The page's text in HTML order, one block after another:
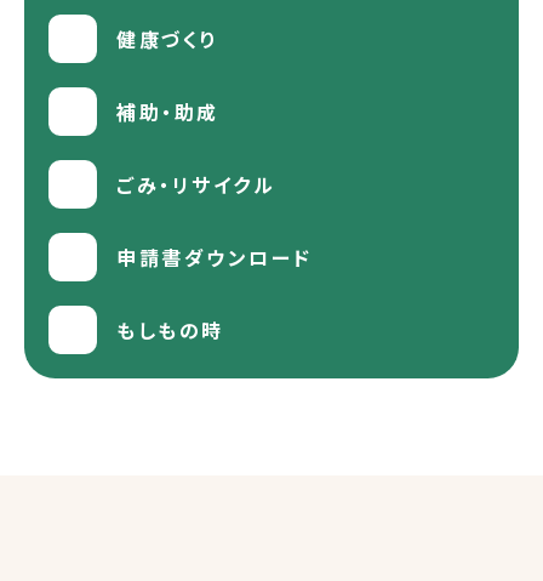
健康づくり
補助・助成
ごみ・リサイクル
申請書ダウンロード
もしもの時